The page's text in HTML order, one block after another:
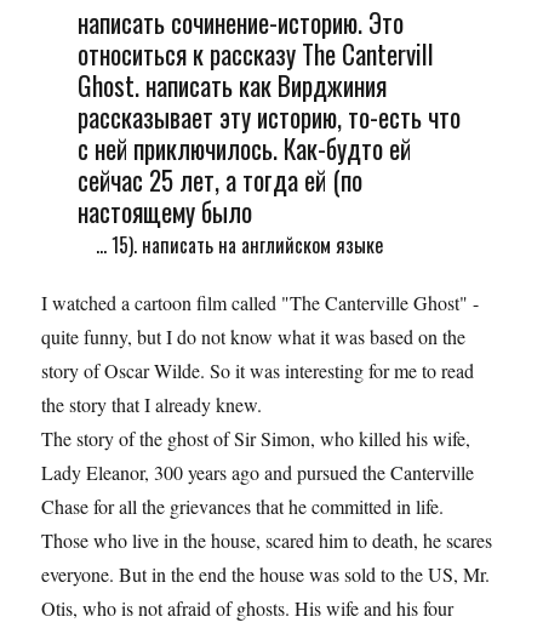
написать сочинение-историю. Это
относиться к рассказу The Cantervill
Ghost. написать как Вирджиния
рассказывает эту историю, то-есть что
с ней приключилось. Как-будто ей
сейчас 25 лет, а тогда ей (по
настоящему было
... 15). написать на английском языке
I watched a cartoon film called "The Canterville Ghost" -
quite funny, but I do not know what it was based on the
story of Oscar Wilde. So it was interesting for me to read
the story that I already knew.
The story of the ghost of Sir Simon, who killed his wife,
Lady Eleanor, 300 years ago and pursued the Canterville
Chase for all the grievances that he committed in life.
Those who live in the house, scared him to death, he scares
everyone. But in the end the house was sold to the US, Mr.
Otis, who is not afraid of ghosts. His wife and his four